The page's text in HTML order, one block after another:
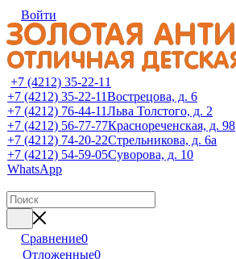
Войти
+7 (4212) 35-22-11
+7 (4212) 35-22-11Вострецова, д. 6
+7 (4212) 76-44-11Льва Толстого, д. 2
+7 (4212) 56-77-77Краснореченская, д. 98
+7 (4212) 74-20-22Стрельникова, д. 6а
+7 (4212) 54-59-05Суворова, д. 10
WhatsApp
Сравнение0
Отложенные0